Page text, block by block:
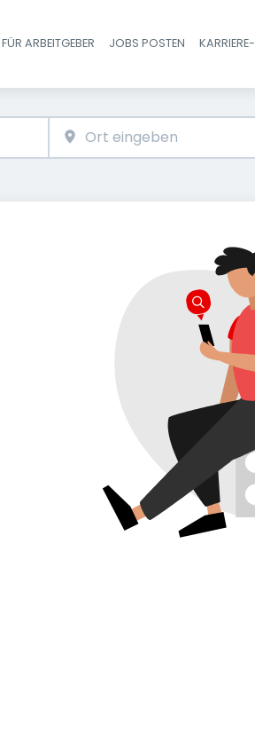
Haupt-
FÜR ARBEITGEBER JOBS POSTEN